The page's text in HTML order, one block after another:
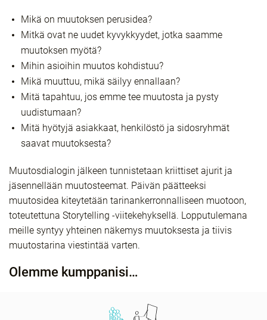
Mikä on muutoksen perusidea?
Mitkä ovat ne uudet kyvykkyydet, jotka saamme
muutoksen myötä?
Mihin asioihin muutos kohdistuu?
Mikä muuttuu, mikä säilyy ennallaan?
Mitä tapahtuu, jos emme tee muutosta ja pysty
uudistumaan?
Mitä hyötyjä asiakkaat, henkilöstö ja sidosryhmät
saavat muutoksesta?
Muutosdialogin jälkeen tunnistetaan kriittiset ajurit ja
jäsennellään muutosteemat. Päivän päätteeksi
muutosidea kiteytetään tarinankerronnalliseen muotoon,
toteutettuna Storytelling -viitekehyksellä. Lopputulemana
meille syntyy yhteinen näkemys muutoksesta ja tiivis
muutostarina viestintää varten.
Olemme kumppanisi…